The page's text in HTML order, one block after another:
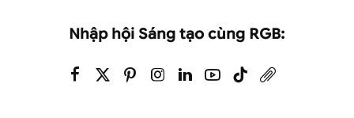
Nhập hội Sáng tạo cùng RGB: